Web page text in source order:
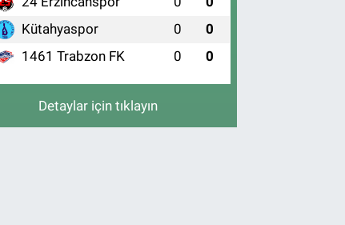
Kütahyaspor 0 0
1461 Trabzon FK 0 0
Detaylar için tıklayın